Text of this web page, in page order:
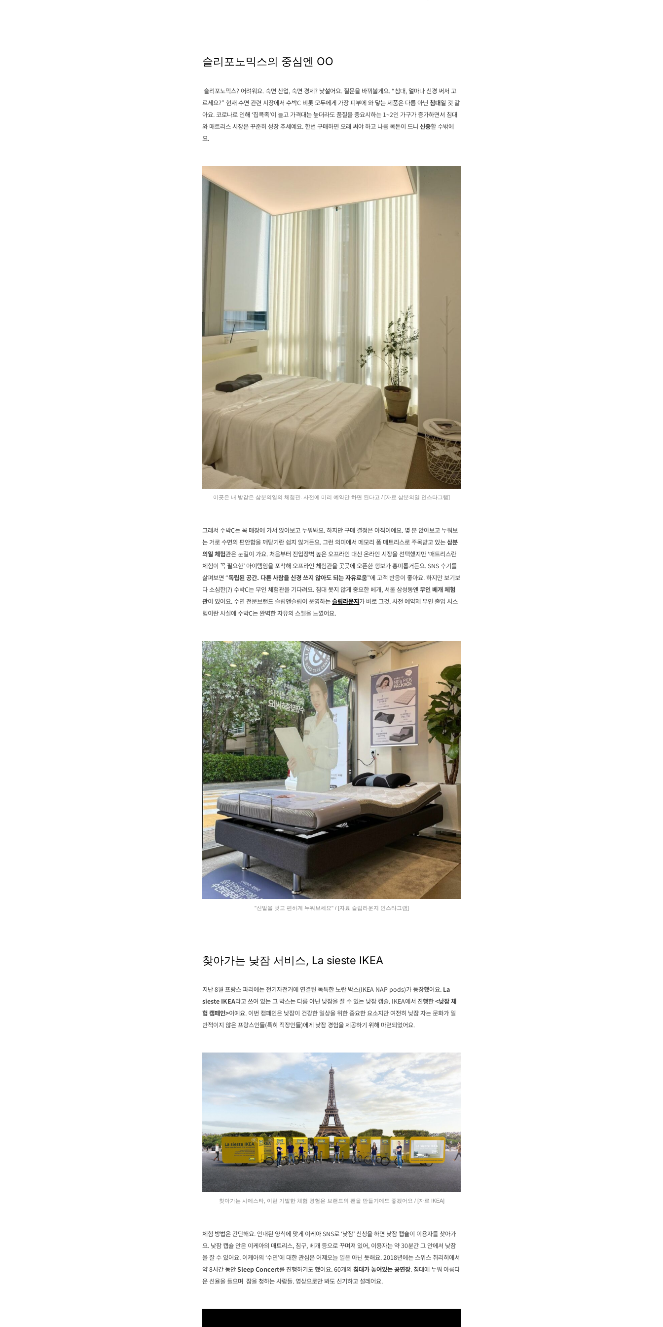
슬리포노믹스의 중심엔 OO
슬리포노믹스? 어려워요. 숙면 산업, 숙면 경제? 낯설어요. 질문을 바꿔볼게요. “침대, 얼마나 신경 써서 고
르세요?” 현재 수면 관련 시장에서 수박C 비롯 모두에게 가장 피부에 와 닿는 제품은 다름 아닌침대일 것 같
아요. 코로나로 인해 ‘집콕족’이 늘고 가격대는 높더라도 품질을 중요시하는 1~2인 가구가 증가하면서 침대
와 매트리스 시장은 꾸준히 성장 추세예요. 한번 구매하면 오래 써야 하고 나름 목돈이 드니신중할 수밖에
요.
이곳은 내 방같은 삼분의일의 체험관. 사전에 미리 예약만 하면 된다고 / [자료 삼분의일 인스타그램]
그래서 수박C는 꼭 매장에 가서 앉아보고 누워봐요. 하지만 구매 결정은 아직이예요. 몇 분 앉아보고 누워보
는 거로 수면의 편안함을 깨닫기란 쉽지 않거든요. 그런 의미에서 메모리 폼 매트리스로 주목받고 있는삼분
의일 체험관은 눈길이 가요. 처음부터 진입장벽 높은 오프라인 대신 온라인 시장을 선택했지만 ‘매트리스란
체험이 꼭 필요한’ 아이템임을 포착해 오프라인 체험관을 곳곳에 오픈한 행보가 흥미롭거든요. SNS 후기를
살펴보면 “독립된 공간. 다른 사람을 신경 쓰지 않아도 되는 자유로움”에 고객 반응이 좋아요. 하지만 보기보
다 소심한(?) 수박C는 무인 체험관을 기다려요. 침대 못지 않게 중요한 베개, 서울 삼성동엔무인 베개 체험
관이 있어요. 수면 전문브랜드 슬립앤슬립이 운영하는슬립라운지가 바로 그것. 사전 예약제 무인 출입 시스
템이란 사실에 수박C는 완벽한 자유의 스멜을 느꼈어요.
"신발을 벗고 편하게 누워보세요" / [자료 슬립라운지 인스타그램]
찾아가는 낮잠 서비스, La sieste IKEA
지난 8월 프랑스 파리에는 전기자전거에 연결된 독특한 노란 박스(IKEA NAP pods)가 등장했어요. La
sieste IKEA라고 쓰여 있는 그 박스는 다름 아닌 낮잠을 잘 수 있는 낮잠 캡슐. IKEA에서 진행한<낮잠 체
험 캠페인>이예요. 이번 캠페인은 낮잠이 건강한 일상을 위한 중요한 요소지만 여전히 낮잠 자는 문화가 일
반적이지 않은 프랑스인들(특히 직장인들)에게 낮잠 경험을 제공하기 위해 마련되었어요.
찾아가는 시에스타, 이런 기발한 체험 경험은 브랜드의 팬을 만들기에도 좋겠어요 / [자료 IKEA]
체험 방법은 간단해요. 안내된 양식에 맞게 이케아 SNS로 ‘낮잠’ 신청을 하면 낮잠 캡슐이 이용자를 찾아가
요. 낮잠 캡슐 안은 이케아의 매트리스, 침구, 베개 등으로 꾸며져 있어, 이용자는 약 30분간 그 안에서 낮잠
을 잘 수 있어요. 이케아의 ‘수면’에 대한 관심은 어제오늘 일은 아닌 듯해요. 2018년에는 스위스 취리히에서
약 8시간 동안Sleep Concert를 진행하기도 했어요. 60개의침대가 놓여있는 공연장. 침대에 누워 아름다
운 선율을 들으며 잠을 청하는 사람들. 영상으로만 봐도 신기하고 설레어요.